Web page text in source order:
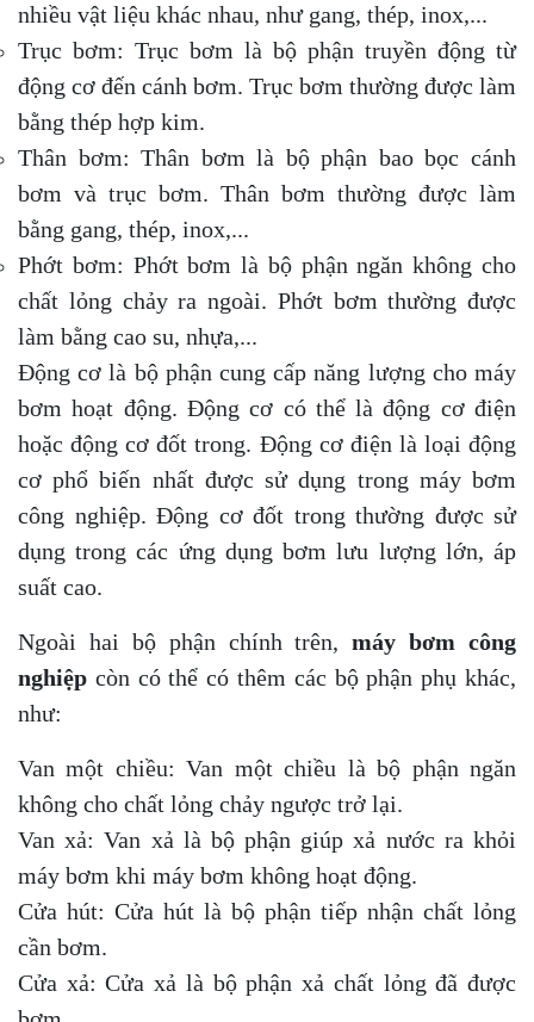
nhiều vật liệu khác nhau, như gang, thép, inox,...
Trục bơm: Trục bơm là bộ phận truyền động từ
động cơ đến cánh bơm. Trục bơm thường được làm
bằng thép hợp kim.
Thân bơm: Thân bơm là bộ phận bao bọc cánh
bơm và trục bơm. Thân bơm thường được làm
bằng gang, thép, inox,...
Phớt bơm: Phớt bơm là bộ phận ngăn không cho
chất lỏng chảy ra ngoài. Phớt bơm thường được
làm bằng cao su, nhựa,...
Động cơ là bộ phận cung cấp năng lượng cho máy
bơm hoạt động. Động cơ có thể là động cơ điện
hoặc động cơ đốt trong. Động cơ điện là loại động
cơ phổ biến nhất được sử dụng trong máy bơm
công nghiệp. Động cơ đốt trong thường được sử
dụng trong các ứng dụng bơm lưu lượng lớn, áp
suất cao.
Ngoài hai bộ phận chính trên,máy bơm công
nghiệp còn có thể có thêm các bộ phận phụ khác,
như:
Van một chiều: Van một chiều là bộ phận ngăn
không cho chất lỏng chảy ngược trở lại.
Van xả: Van xả là bộ phận giúp xả nước ra khỏi
máy bơm khi máy bơm không hoạt động.
Cửa hút: Cửa hút là bộ phận tiếp nhận chất lỏng
cần bơm.
Cửa xả: Cửa xả là bộ phận xả chất lỏng đã được